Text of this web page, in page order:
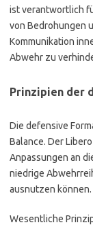
ist verantwortlich
von Bedrohungen
Kommunikation
Abwehr zu
Prinzipien der
Die defensive
Balance. Der
Anpassungen an
niedrige
ausnutzen können.
Wesentliche